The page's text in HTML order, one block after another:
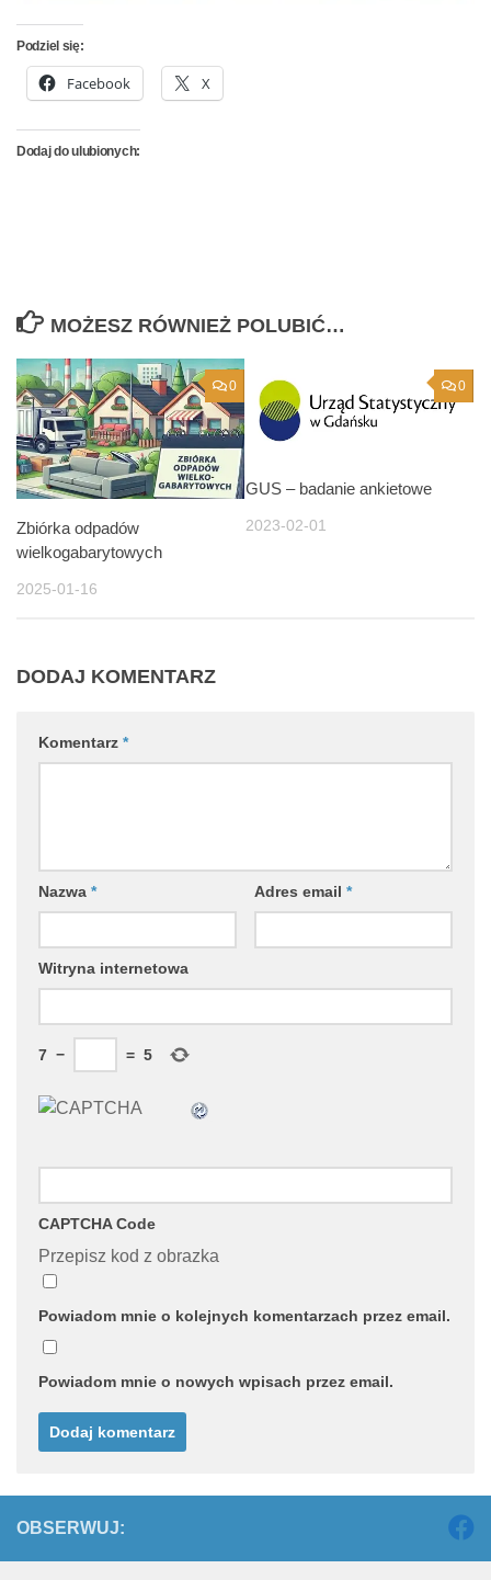
Podziel się:
Facebook X
Dodaj do ulubionych:
MOŻESZ RÓWNIEŻ POLUBIĆ…
0
Zbiórka odpadów
wielkogabarytowych
2025-01-16
0
GUS – badanie ankietowe
2023-02-01
DODAJ KOMENTARZ
Komentarz *
Nazwa * Adres email *
Witryna internetowa
7 − = 5
CAPTCHA Code
Przepisz kod z obrazka
Powiadom mnie o kolejnych komentarzach przez email.
Powiadom mnie o nowych wpisach przez email.
OBSERWUJ: